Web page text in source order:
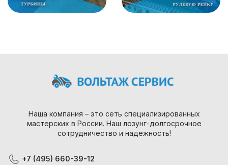
Наша компания – это сеть специализированных
мастерских в России. Наш лозунг-долгосрочное
сотрудничество и надежность!
+7 (495) 660-39-12